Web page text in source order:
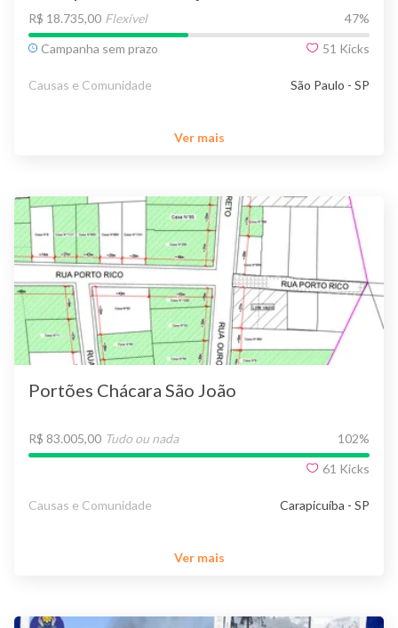
Minha Cura
R$ 18.735,00 Flexível 47%
Campanha sem prazo
51 Kicks
Causas e Comunidade São Paulo - SP
Ver mais
Portões Chácara São João
R$ 83.005,00 Tudo ou nada 102%
61 Kicks
Causas e Comunidade Carapicuíba - SP
Ver mais